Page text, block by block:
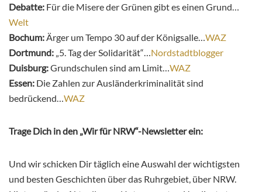
Debatte: Für die Misere der Grünen gibt es einen Grund…
Welt
Bochum: Ärger um Tempo 30 auf der Königsalle… WAZ
Dortmund: „5. Tag der Solidarität“… Nordstadtblogger
Duisburg:Grundschulen sind am Limit… WAZ
Essen: Die Zahlen zur Ausländerkriminalität sind
bedrückend… WAZ
Trage Dich in den „Wir für NRW“-Newsletter ein:
Und wir schicken Dir täglich eine Auswahl der wichtigsten
und besten Geschichten über das Ruhrgebiet, über NRW.